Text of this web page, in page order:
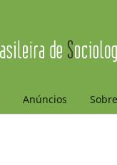
Anúncios